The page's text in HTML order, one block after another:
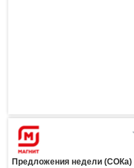
Предложения недели (СОКа)